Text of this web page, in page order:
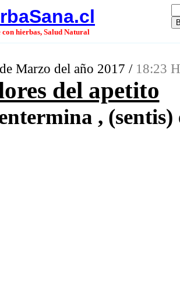
con hierbas, Salud Natural
Marzo del año 2017 / 18:23
del apetito
,